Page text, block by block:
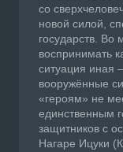
со
новой силой,
государств. Во
воспринимать
ситуация иная
вооружённые
«героям» не
единственным
защитников с
Нагаре Ицуки